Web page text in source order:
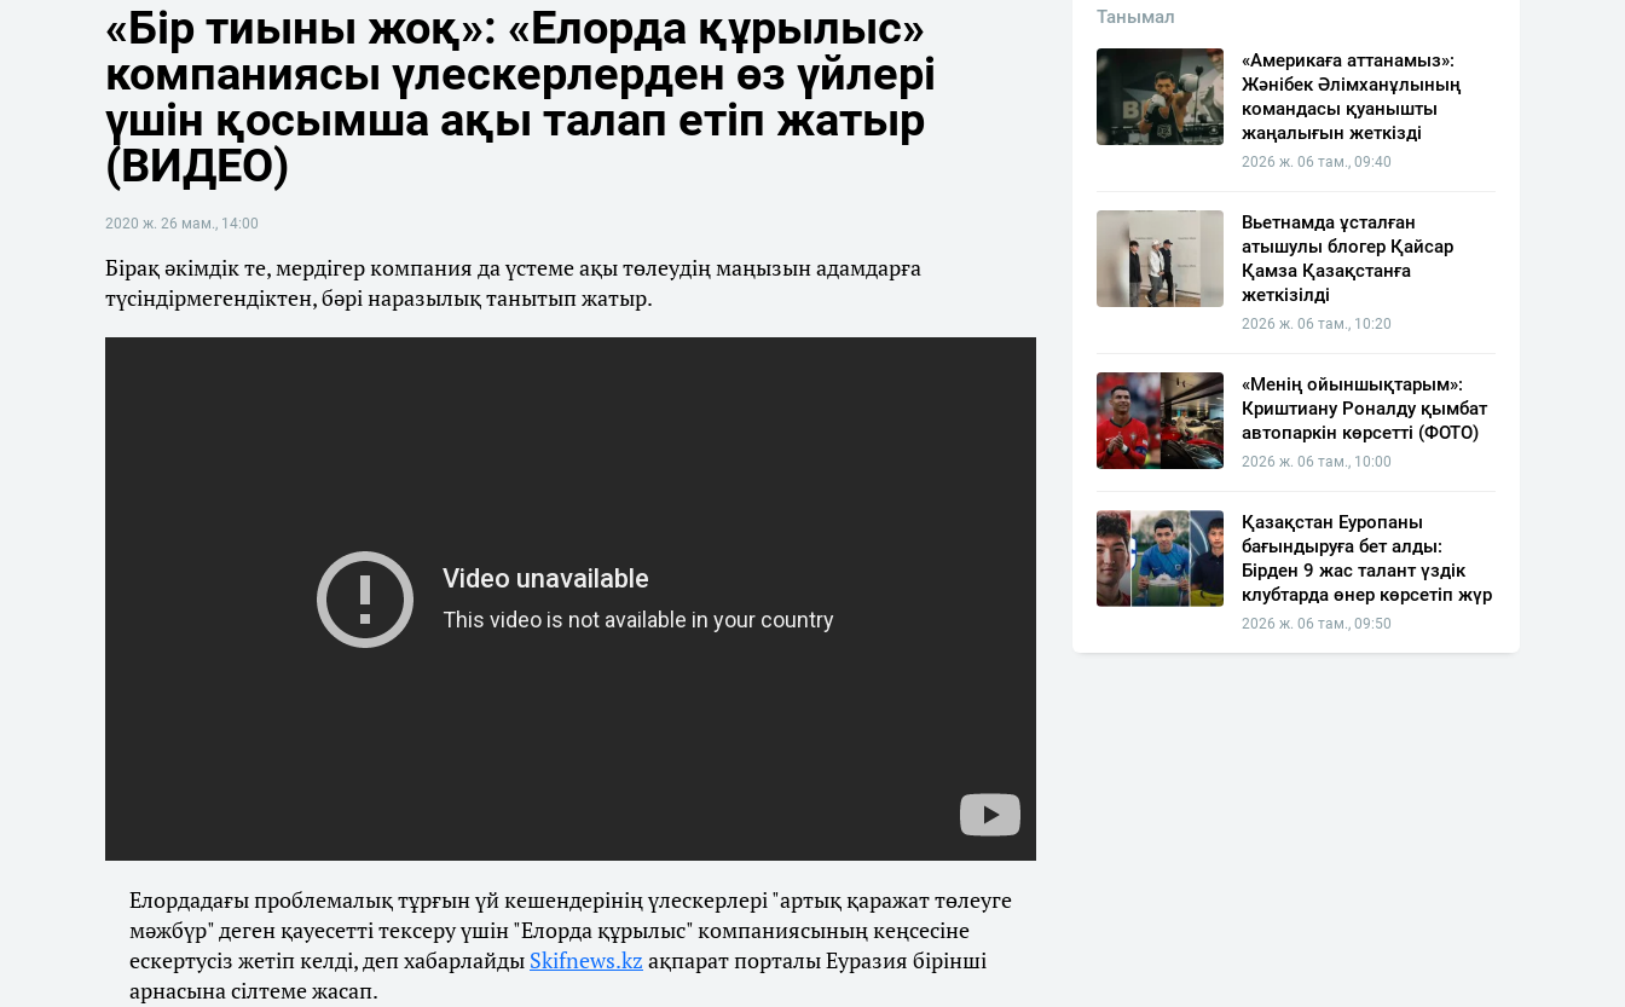
«Бір тиыны жоқ»: «Елорда құрылыс»
компаниясы үлескерлерден өз үйлері
үшін қосымша ақы талап етіп жатыр
(ВИДЕО)
2020 ж. 26 мам., 14:00
Бірақ әкімдік те, мердігер компания да үстеме ақы төлеудің маңызын адамдарға
түсіндірмегендіктен, бәрі наразылық танытып жатыр.
Елордадағы проблемалық тұрғын үй кешендерінің үлескерлері "артық қаражат төлеуге
мәжбүр" деген қауесетті тексеру үшін "Елорда құрылыс" компаниясының кеңсесіне
ескертусіз жетіп келді, деп хабарлайды Skifnews.kz ақпарат порталы Еуразия бірінші
арнасына сілтеме жасап.
Танымал
«Америкаға аттанамыз»:
Жәнібек Әлімханұлының
командасы қуанышты
жаңалығын жеткізді
2026 ж. 06 там., 09:40
Вьетнамда ұсталған
атышулы блогер Қайсар
Қамза Қазақстанға
жеткізілді
2026 ж. 06 там., 10:20
«Менің ойыншықтарым»:
Криштиану Роналду қымбат
автопаркін көрсетті (ФОТО)
2026 ж. 06 там., 10:00
Қазақстан Еуропаны
бағындыруға бет алды:
Бірден 9 жас талант үздік
клубтарда өнер көрсетіп жүр
2026 ж. 06 там., 09:50